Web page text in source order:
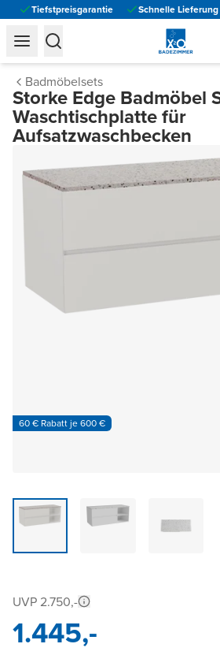
Tiefstpreisgarantie Schnelle Lieferung
Badmöbelsets
Storke Edge Badmöbel
Waschtischplatte für
Aufsatzwaschbecken
60 € Rabatt je 600 €
UVP 2.750,-
1.445,-